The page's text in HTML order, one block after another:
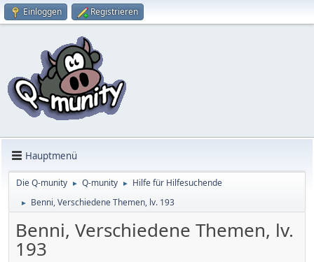
Einloggen Registrieren
Hauptmenü
Die Q-munity ► Q-munity ► Hilfe für Hilfesuchende
► Benni, Verschiedene Themen, lv. 193
Benni, Verschiedene Themen, lv.
193